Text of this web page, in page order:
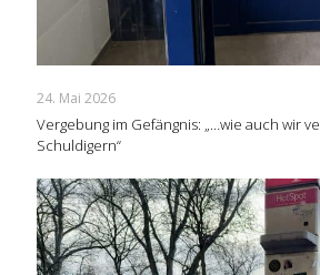
24. Mai 2026
Vergebung im Gefängnis: „…wie auch wir
Schuldigern“